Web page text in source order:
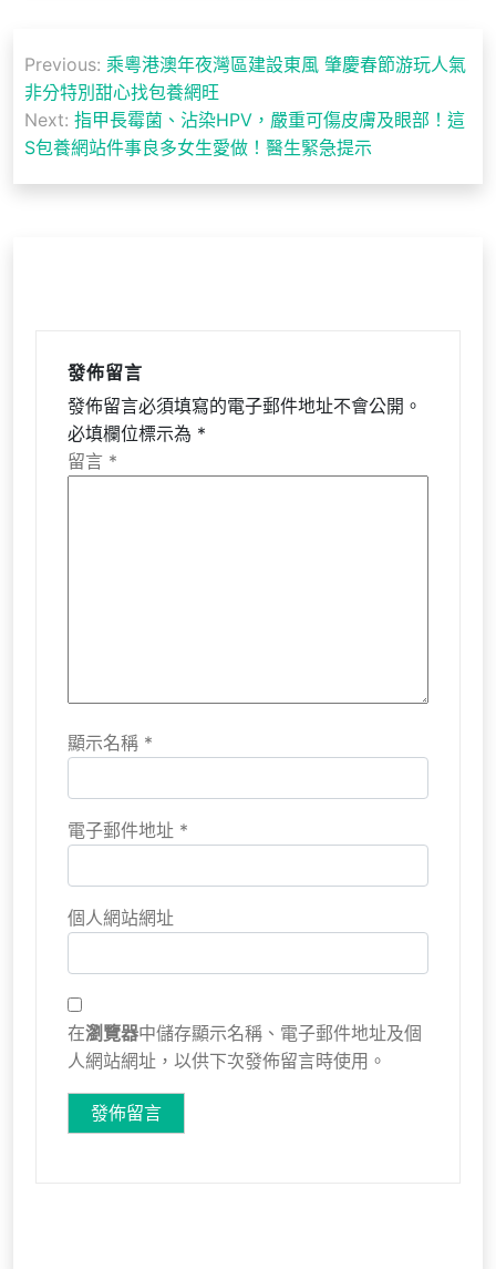
章
導
覽
Previous: 乘粵港澳年夜灣區建設東風 肇慶春節游玩人氣
非分特別甜心找包養網旺
Next: 指甲長霉菌、沾染HPV，嚴重可傷皮膚及眼部！這
S包養網站件事良多女生愛做！醫生緊急提示
發佈留言
發佈留言必須填寫的電子郵件地址不會公開。
必填欄位標示為 *
留言 *
顯示名稱 *
電子郵件地址 *
個人網站網址
在瀏覽器中儲存顯示名稱、電子郵件地址及個
人網站網址，以供下次發佈留言時使用。